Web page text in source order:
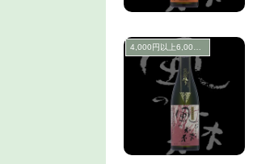
4,000円以上6,000円未満